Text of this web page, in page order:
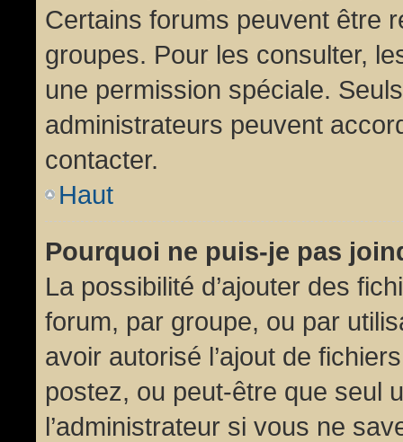
Certains forums peuvent être
groupes. Pour les consulter,
une permission spéciale.
administrateurs peuvent
contacter.
Haut
Pourquoi ne puis-je pas
La possibilité d’ajouter des
forum, par groupe, ou par
avoir autorisé l’ajout de
postez, ou peut-être que seul
l’administrateur si vous ne